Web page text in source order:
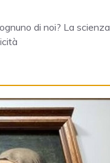
di noi? La scienza